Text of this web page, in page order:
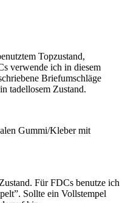
Topzustand,
verwende ich in diesem
Briefumschläge
tadellosem Zustand.
Gummi/Kleber mit
Für FDCs benutze ich
Sollte ein Vollstempel